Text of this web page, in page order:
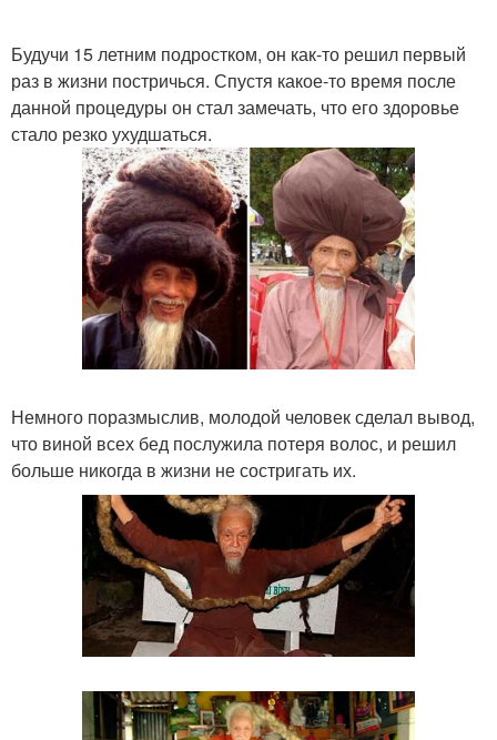
Будучи 15 летним подростком, он как-то решил первый
раз в жизни постричься. Спустя какое-то время после
данной процедуры он стал замечать, что его здоровье
стало резко ухудшаться.
Немного поразмыслив, молодой человек сделал вывод,
что виной всех бед послужила потеря волос, и решил
больше никогда в жизни не состригать их.